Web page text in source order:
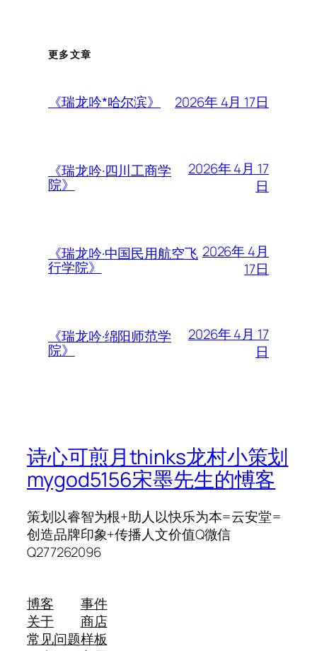
更多文章
《瑞龙吟*哈尔滨》 2026年 4月 17日
《瑞龙吟·四川工商学
院》
2026年 4月 17
日
《瑞龙吟·中国民用航空飞
行学院》
2026年 4月
17日
《瑞龙吟·绵阳师范学
院》
2026年 4月 17
日
诗心可煎月thinks龙村小策划
mygod5156宋墨先生的愽客
策划以睿智为根+助人以快乐为本=云安堂=
创造品牌印象+传播人文价值Q微信
Q277262096
博客
关于
常见问题
事件
商店
样板